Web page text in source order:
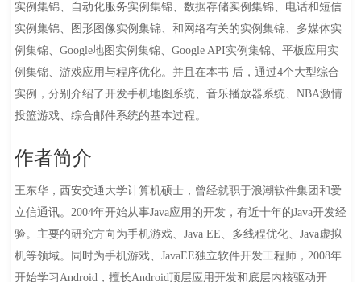
实例集锦、自动化服务实例集锦、数据存储实例集锦、电话和短信
实例集锦、图形图像实例集锦、和网络有关的实例集锦、多媒体实
例集锦、Google地图实例集锦、Google API实例集锦、平板应用实
例集锦、游戏应用与程序优化。并且在本书 后，通过4个大型综合
实例，分别介绍了开发手机地图系统、音乐播放器系统、NBA激情
投篮游戏、综合邮件系统的基本过程。
作者简介
王东华，西安交通大学计算机硕士，曾经就职于浪潮软件集团和爱
立信通讯。2004年开始从事Java应用的开发，有近十年的Java开发经
验。主要的研究方向为手机游戏、Java EE、多线程优化、Java虚拟
机等领域。同时为手机游戏、JavaEE独立软件开发工程师，2008年
开始学习Android，擅长Android顶层应用开发和底层内核驱动开